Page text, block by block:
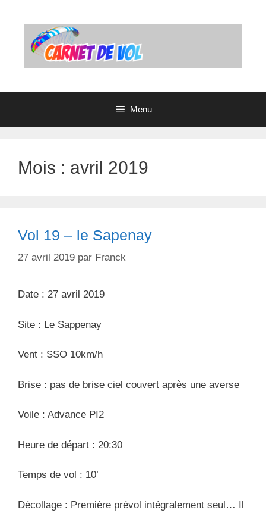
contenu
Menu
Mois : avril 2019
Vol 19 – le Sapenay
27 avril 2019 par Franck
Date : 27 avril 2019
Site : Le Sappenay
Vent : SSO 10km/h
Brise : pas de brise ciel couvert après une averse
Voile : Advance PI2
Heure de départ : 20:30
Temps de vol : 10’
Décollage : Première prévol intégralement seul… Il